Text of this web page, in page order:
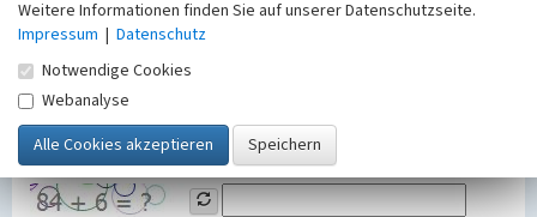
SicherheitsabfrageTragen Sie unten das Rechenergebnis aus der
Grafik ein
Weitere Informationen finden Sie auf unserer Datenschutzseite.
Impressum | Datenschutz
Notwendige Cookies
Webanalyse